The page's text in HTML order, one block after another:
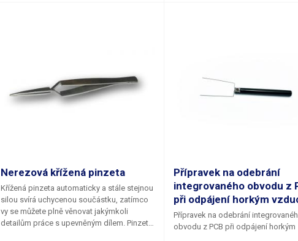
Nerezová křížená pinzeta
Křížená pinzeta automaticky a stále stejnou
silou svírá uchycenou součástku, zatímco
vy se můžete plně věnovat jakýmkoli
detailům práce s upevněným dílem. Pinzetu
Přípravek na odebrání
integrovaného obvodu z
při odpájení horkým
Přípravek na odebrání
obvodu z PCB při odpájení horkým